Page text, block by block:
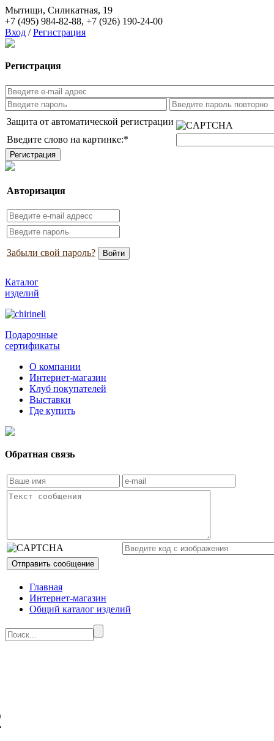
Мытищи, Силикатная, 19
+7 (495) 984-82-88, +7 (926) 190-24-00
Вход / Регистрация
Регистрация
Защита от автоматической регистрации
Введите слово на картинке:*
Авторизация
Забыли свой пароль?
Каталог
изделий
Подарочные
сертификаты
О компании
Интернет-магазин
Клуб покупателей
Выставки
Где купить
Обратная связь
Главная
Интернет-магазин
Общий каталог изделий